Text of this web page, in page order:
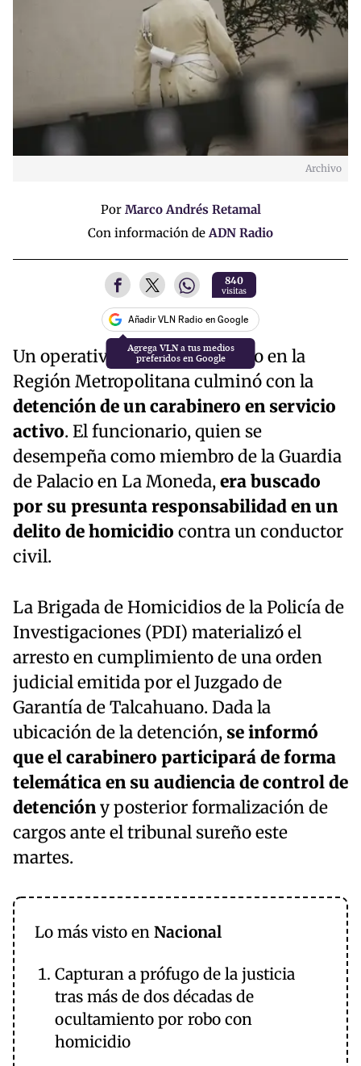
Archivo
Por Marco Andrés Retamal
Con información deADN Radio
840
visitas
Añadir VLN Radio en Google
Agrega VLN a tus medios
preferidos en Google
Un operativo policial ejecutado en la
Región Metropolitana culminó con la
detención de un carabinero en servicio
activo. El funcionario, quien se
desempeña como miembro de la Guardia
de Palacio en La Moneda,era buscado
por su presunta responsabilidad en un
delito de homicidio contra un conductor
civil.
La Brigada de Homicidios de la Policía de
Investigaciones (PDI) materializó el
arresto en cumplimiento de una orden
judicial emitida por el Juzgado de
Garantía de Talcahuano. Dada la
ubicación de la detención, se informó
que el carabinero participará de forma
telemática en su audiencia de control de
detencióny posterior formalización de
cargos ante el tribunal sureño este
martes.
Lo más visto en Nacional
Capturan a prófugo de la justicia
tras más de dos décadas de
ocultamiento por robo con
homicidio